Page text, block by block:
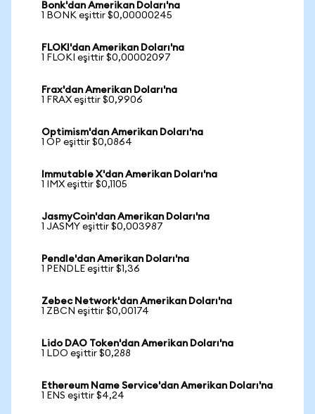
Bonk'dan Amerikan Doları'na
1 BONK eşittir $0,00000245
FLOKI'dan Amerikan Doları'na
1 FLOKI eşittir $0,00002097
Frax'dan Amerikan Doları'na
1 FRAX eşittir $0,9906
Optimism'dan Amerikan Doları'na
1 OP eşittir $0,0864
Immutable X'dan Amerikan Doları'na
1 IMX eşittir $0,1105
JasmyCoin'dan Amerikan Doları'na
1 JASMY eşittir $0,003987
Pendle'dan Amerikan Doları'na
1 PENDLE eşittir $1,36
Zebec Network'dan Amerikan Doları'na
1 ZBCN eşittir $0,00174
Lido DAO Token'dan Amerikan Doları'na
1 LDO eşittir $0,288
Ethereum Name Service'dan Amerikan Doları'na
1 ENS eşittir $4,24